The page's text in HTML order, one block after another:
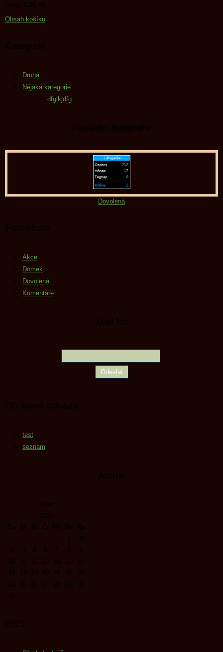
Cena:
0,00 Kč
Obsah košíku
Kategorie
Druhá
Nějaká kategorie
dfglkjdfg
Poslední fotografie
Dovolená
Fotoalbum
Akce
Domek
Dovolená
Komentáře
Mail list
Oblíbené odkazy
test
seznam
Archiv
srpen
2026
Po
Út St Čt Pá So
Ne
2
3
5 7 8
12 13 15
17
18 20 21 22
23
24
25 26 27 28 29
30
31
RSS